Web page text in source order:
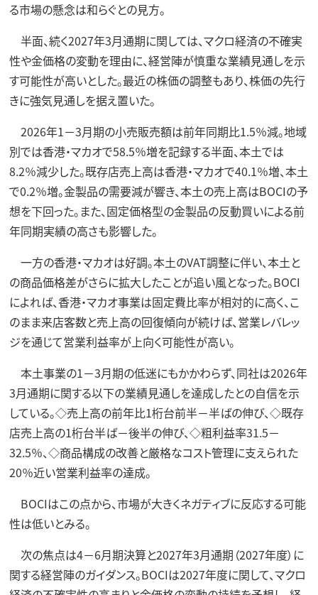
る市場の懸念は和らぐとの見方。
半面、続く2027年3月通期に関しては、マクロ経済の不確実
性や金価格の変動を理由に、経営陣が慎重な業績見通しを示
す可能性が高いとした。最近の株価の調整もあり、株価の先行
きに強気見通しを据え置いた。
2026年1－3月期の小売販売額は前年同期比1.5％減。地域
別では香港・マカオで58.5％増を記録する半面、本土では
8.2％減少した。既存店売上高は香港・マカオで40.1％増、本土
で0.2％増。金製品の需要減が響き、本土の売上高はBOCIの予
想を下回った。また、固定価格型の金製品の反動買いによる前
年同期実績の高さも影響した。
一方の香港・マカオは好調。本土のVAT調整に伴い、本土と
の商品価格差がさらに拡大したことが追い風となった。BOCI
によれば、香港・マカオ事業は固定費比率が相対的に高く、こ
のまま来店客数と売上高の回復傾向が続けば、営業レバレッ
ジを通じて営業利益率が上向く可能性が高い。
本土事業の1－3月期の低迷にもかかわらず、同社は2026年
3月通期に関する以下の業績見通しを達成したとの自信を示
している。◇売上高の前年比1桁台前半－半ばの伸び、◇既存
店売上高の1桁台半ば－後半の伸び、◇粗利益率31.5－
32.5％、◇商品構成の改善と厳格なコスト管理に支えられた
20％近い営業利益率の達成。
BOCIはこの点から、市場が大きくネガティブに反応する可能
性は低いとみる。
次の焦点は4－6月期決算と2027年3月通期（2027年度）に
関する経営陣のガイダンス。BOCIは2027年度に関して、マクロ